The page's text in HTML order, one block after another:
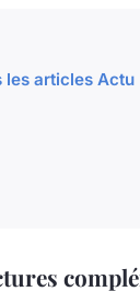
les articles Actu